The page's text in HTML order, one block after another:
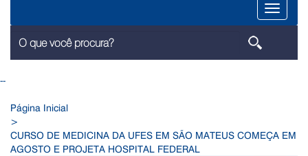
Menu
--
Página Inicial
>
CURSO DE MEDICINA DA UFES EM SÃO MATEUS COMEÇA EM
AGOSTO E PROJETA HOSPITAL FEDERAL